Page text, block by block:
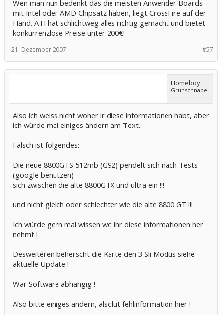
Wen man nun bedenkt das die meisten Anwender Boards
mit Intel oder AMD Chipsatz haben, liegt CrossFire auf der
Hand. ATI hat schlichtweg alles richtig gemacht und bietet
konkurrenzlose Preise unter 200€!
#57
21. Dezember 2007
Homeboy
Grünschnabel
Also ich weiss nicht woher ir diese informationen habt, aber
ich würde mal einiges ändern am Text.
Falsch ist folgendes:
Die neue 8800GTS 512mb (G92) pendelt sich nach Tests
(google benutzen)
sich zwischen die alte 8800GTX und ultra ein !!!
und nicht gleich oder schlechter wie die alte 8800 GT !!!
Ich würde gern mal wissen wo ihr diese informationen her
nehmt !
Desweiteren beherscht die Karte den 3 Sli Modus siehe
aktuelle Update !
War Software abhängig !
Also bitte einiges ändern, alsolut fehlinformation hier !